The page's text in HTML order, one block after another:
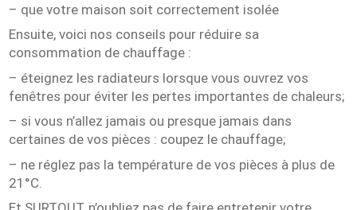
– que votre maison soit correctement isolée
Ensuite, voici nos conseils pour réduire sa
consommation de chauffage :
– éteignez les radiateurs lorsque vous ouvrez vos
fenêtres pour éviter les pertes importantes de chaleurs;
– si vous n’allez jamais ou presque jamais dans
certaines de vos pièces : coupez le chauffage;
– ne réglez pas la température de vos pièces à plus de
21°C.